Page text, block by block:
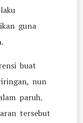
guna
buat
nun
paruh.
tersebut